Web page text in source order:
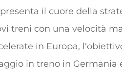
il cuore della
treni con una velocità
in Europa,
in treno in Germania